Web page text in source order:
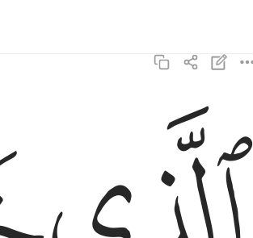
الذي خلقك فسواك فعدلك ٧
ٱلَّذِى خَلَقَكَ فَسَوَّىٰكَ فَعَدَلَكَ ٧